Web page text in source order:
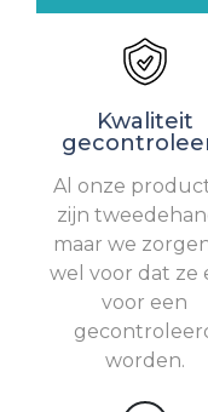
Kwaliteit
Al onze
zijn
maar we
wel voor dat ze
voor een
worden.